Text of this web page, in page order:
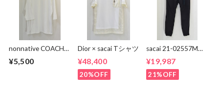
nonnative COACH
NN-C4617
¥5,500
Dior × sacai Tシャツ
¥48,400
20%OFF
sacai 21-02557M
¥19,987
21%OFF